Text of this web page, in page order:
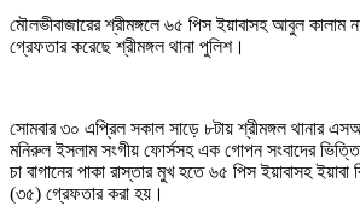
মৌলভীবাজারের শ্রীমঙ্গলে ৬৫ পিস ইয়াবাসহ আবুল কালাম
গ্রেফতার করেছে শ্রীমঙ্গল থানা পুলিশ।
সোমবার ৩০ এপ্রিল সকাল সাড়ে ৮টায় শ্রীমঙ্গল থানার
মনিরুল ইসলাম সংগীয় ফোর্সসহ এক গোপন সংবাদের
চা বাগানের পাকা রাস্তার মুখ হতে ৬৫ পিস ইয়াবাসহ
(৩৫) গ্রেফতার করা হয়।